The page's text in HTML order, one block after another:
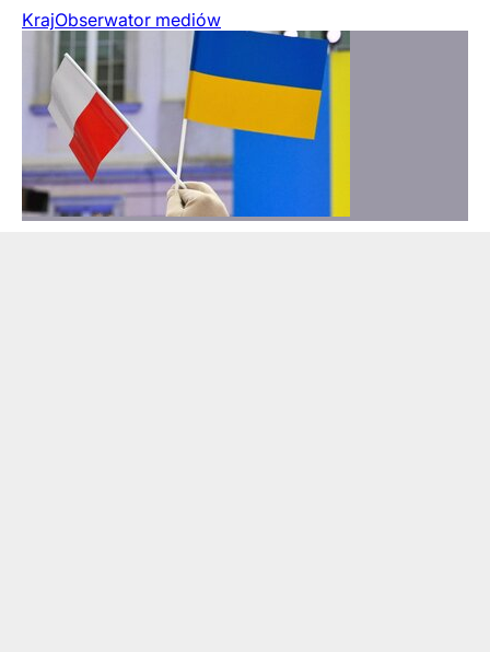
KrajObserwator mediów